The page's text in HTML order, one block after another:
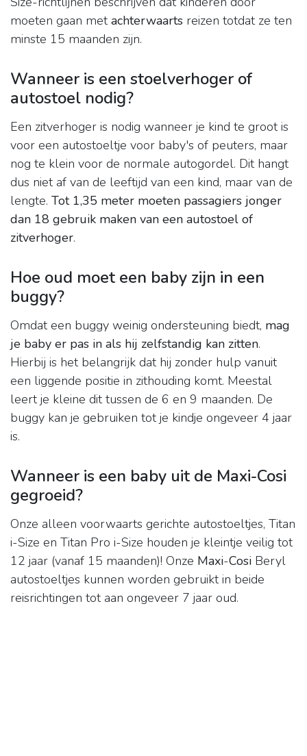
moeten gaan metachterwaarts reizen totdat ze ten
minste 15 maanden zijn.
Wanneer is een stoelverhoger of
autostoel nodig?
Een zitverhoger is nodig wanneer je kind te groot is
voor een autostoeltje voor baby's of peuters, maar
nog te klein voor de normale autogordel. Dit hangt
dus niet af van de leeftijd van een kind, maar van de
lengte. Tot 1,35 meter moeten passagiers jonger
dan 18 gebruik maken van een autostoel of
zitverhoger.
Hoe oud moet een baby zijn in een
buggy?
Omdat een buggy weinig ondersteuning biedt, mag
je baby er pas in als hij zelfstandig kan zitten.
Hierbij is het belangrijk dat hij zonder hulp vanuit
een liggende positie in zithouding komt. Meestal
leert je kleine dit tussen de 6 en 9 maanden. De
buggy kan je gebruiken tot je kindje ongeveer 4 jaar
is.
Wanneer is een baby uit de Maxi-Cosi
gegroeid?
Onze alleen voorwaarts gerichte autostoeltjes, Titan
i-Size en Titan Pro i-Size houden je kleintje veilig tot
12 jaar (vanaf 15 maanden)! Onze Maxi-Cosi Beryl
autostoeltjes kunnen worden gebruikt in beide
reisrichtingen tot aan ongeveer 7 jaar oud.